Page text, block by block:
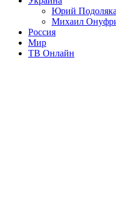
Юрий
Михаил
Россия
Мир
ТВ Онлайн